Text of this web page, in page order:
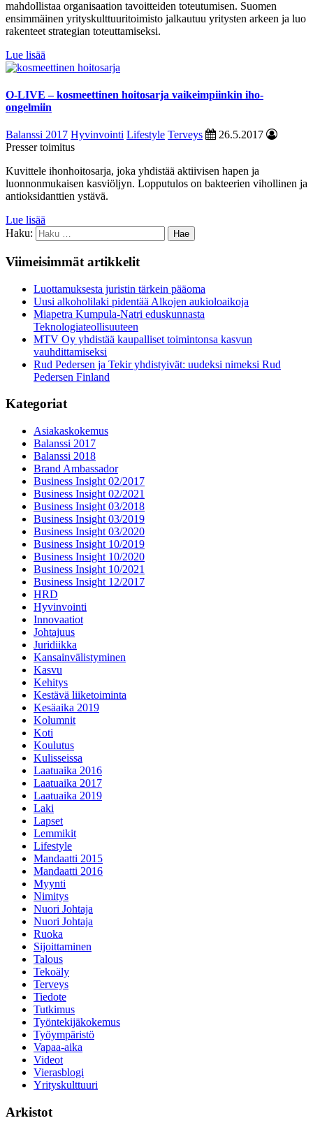
mahdollistaa organisaation tavoitteiden toteutumisen. Suomen
ensimmäinen yrityskulttuuritoimisto jalkautuu yritysten arkeen ja luo
rakenteet strategian toteuttamiseksi.
Lue lisää
O-LIVE – kosmeettinen hoitosarja vaikeimpiinkin iho-
ongelmiin
Balanssi 2017 Hyvinvointi Lifestyle Terveys
26.5.2017
Presser toimitus
Kuvittele ihonhoitosarja, joka yhdistää aktiivisen hapen ja
luonnonmukaisen kasviöljyn. Lopputulos on bakteerien vihollinen ja
antioksidanttien ystävä.
Lue lisää
Haku:
Viimeisimmät artikkelit
Luottamuksesta juristin tärkein pääoma
Uusi alkoholilaki pidentää Alkojen aukioloaikoja
Miapetra Kumpula-Natri eduskunnasta
Teknologiateollisuuteen
MTV Oy yhdistää kaupalliset toimintonsa kasvun
vauhdittamiseksi
Rud Pedersen ja Tekir yhdistyivät: uudeksi nimeksi Rud
Pedersen Finland
Kategoriat
Asiakaskokemus
Balanssi 2017
Balanssi 2018
Brand Ambassador
Business Insight 02/2017
Business Insight 02/2021
Business Insight 03/2018
Business Insight 03/2019
Business Insight 03/2020
Business Insight 10/2019
Business Insight 10/2020
Business Insight 10/2021
Business Insight 12/2017
HRD
Hyvinvointi
Innovaatiot
Johtajuus
Juridiikka
Kansainvälistyminen
Kasvu
Kehitys
Kestävä liiketoiminta
Kesäaika 2019
Kolumnit
Koti
Koulutus
Kulisseissa
Laatuaika 2016
Laatuaika 2017
Laatuaika 2019
Laki
Lapset
Lemmikit
Lifestyle
Mandaatti 2015
Mandaatti 2016
Myynti
Nimitys
Nuori Johtaja
Nuori Johtaja
Ruoka
Sijoittaminen
Talous
Tekoäly
Terveys
Tiedote
Tutkimus
Työntekijäkokemus
Työympäristö
Vapaa-aika
Videot
Vierasblogi
Yrityskulttuuri
Arkistot